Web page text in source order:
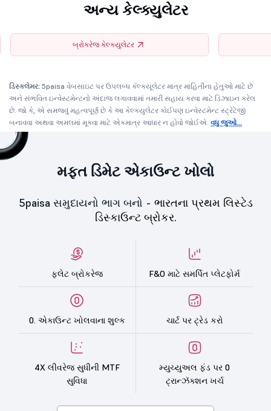
અન્ય કેલ્ક્યુલેટર
બ્રોકરેજ કેલ્ક્યુલેટર
ડિસ્ક્લેમર: 5paisa વેબસાઇટ પર ઉપલબ્ધ કૅલ્ક્યૂલેટર માત્ર માહિતીના હેતુઓ માટે છે
અને સંભવિત ઇન્વેસ્ટમેન્ટનો અંદાજ લગાવવામાં તમારી સહાય કરવા માટે ડિઝાઇન કરેલ
છે. જો કે, એ સમજવું મહત્વપૂર્ણ છે કે આ કેલ્ક્યુલેટર કોઈપણ ઇન્વેસ્ટમેન્ટ સ્ટ્રેટેજી
બનાવવા અથવા અમલમાં મૂકવા માટે એકમાત્ર આધાર ન હોવો જોઈએ. વધુ જુઓ...
મફત ડિમેટ એકાઉન્ટ ખોલો
5paisa સમુદાયનો ભાગ બનો - ભારતના પ્રથમ લિસ્ટેડ
ડિસ્કાઉન્ટ બ્રોકર.
ફ્લેટ બ્રોકરેજ F&O માટે સમર્પિત પ્લેટફોર્મ
0. એકાઉન્ટ ખોલવાના શુલ્ક ચાર્ટ પર ટ્રેડ કરો
4X લીવરેજ સુધીની MTF
સુવિધા
મ્યુચ્યુઅલ ફંડ પર 0
ટ્રાન્ઝૅક્શન ખર્ચ